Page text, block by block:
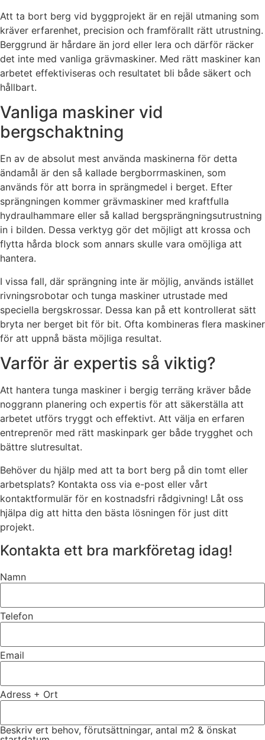
Att ta bort berg vid byggprojekt är en rejäl utmaning som
kräver erfarenhet, precision och framförallt rätt utrustning.
Berggrund är hårdare än jord eller lera och därför räcker
det inte med vanliga grävmaskiner. Med rätt maskiner kan
arbetet effektiviseras och resultatet bli både säkert och
hållbart.
Vanliga maskiner vid
bergschaktning
En av de absolut mest använda maskinerna för detta
ändamål är den så kallade bergborrmaskinen, som
används för att borra in sprängmedel i berget. Efter
sprängningen kommer grävmaskiner med kraftfulla
hydraulhammare eller så kallad bergsprängningsutrustning
in i bilden. Dessa verktyg gör det möjligt att krossa och
flytta hårda block som annars skulle vara omöjliga att
hantera.
I vissa fall, där sprängning inte är möjlig, används istället
rivningsrobotar och tunga maskiner utrustade med
speciella bergskrossar. Dessa kan på ett kontrollerat sätt
bryta ner berget bit för bit. Ofta kombineras flera maskiner
för att uppnå bästa möjliga resultat.
Varför är expertis så viktig?
Att hantera tunga maskiner i bergig terräng kräver både
noggrann planering och expertis för att säkerställa att
arbetet utförs tryggt och effektivt. Att välja en erfaren
entreprenör med rätt maskinpark ger både trygghet och
bättre slutresultat.
Behöver du hjälp med att ta bort berg på din tomt eller
arbetsplats? Kontakta oss via e-post eller vårt
kontaktformulär för en kostnadsfri rådgivning! Låt oss
hjälpa dig att hitta den bästa lösningen för just ditt
projekt.
Kontakta ett bra markföretag idag!
Namn
Telefon
Email
Adress + Ort
Beskriv ert behov, förutsättningar, antal m2 & önskat